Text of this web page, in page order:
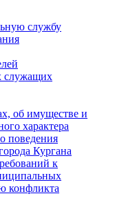
службу
служащих
об имуществе и
характера
поведения
Кургана
к
конфликта